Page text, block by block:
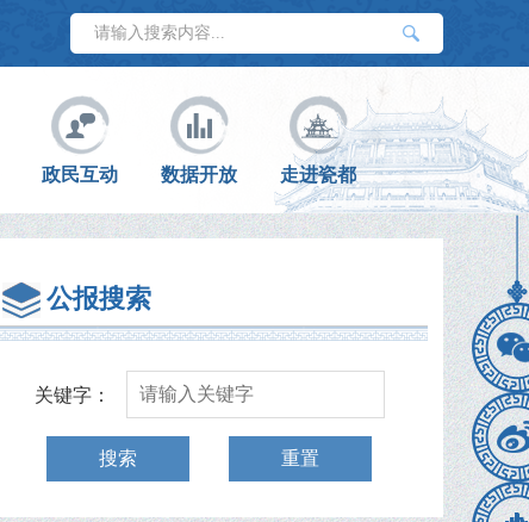
政民互动 数据开放 走进瓷都
公报搜索
关键字：
搜索 重置